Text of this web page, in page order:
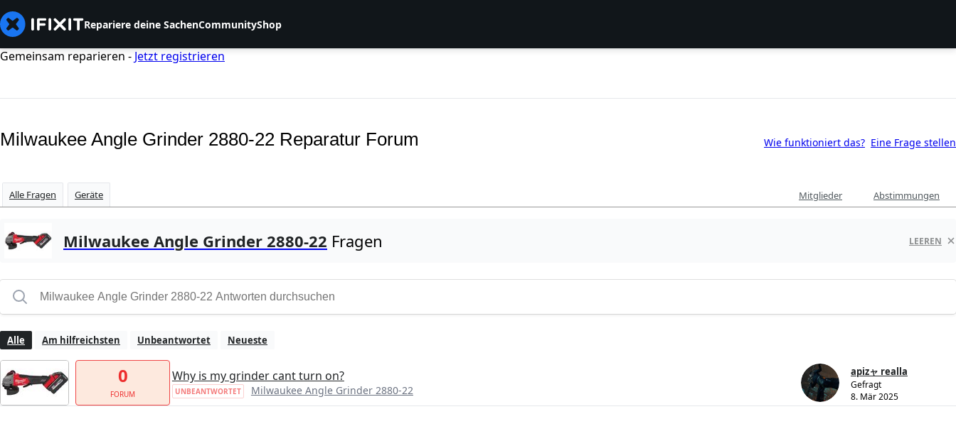
Repariere deine SachenCommunityShop
Gemeinsam reparieren - Jetzt registrieren
Milwaukee Angle Grinder 2880-22 Reparatur Forum Wie funktioniert das? Eine Frage stellen
Alle Fragen Geräte Mitglieder Abstimmungen
Milwaukee Angle Grinder 2880-22 Fragen LEEREN
Alle Am hilfreichsten Unbeantwortet Neueste
0
FORUM
Why is my grinder cant turn on?
UNBEANTWORTET Milwaukee Angle Grinder 2880-22
apizャ realla
Gefragt
8. Mär 2025